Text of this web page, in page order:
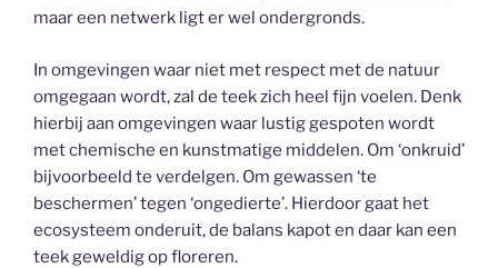
maar een netwerk ligt er wel ondergronds.
In omgevingen waar niet met respect met de natuur
omgegaan wordt, zal de teek zich heel fijn voelen. Denk
hierbij aan omgevingen waar lustig gespoten wordt
met chemische en kunstmatige middelen. Om ‘onkruid’
bijvoorbeeld te verdelgen. Om gewassen ‘te
beschermen’ tegen ‘ongedierte’. Hierdoor gaat het
ecosysteem onderuit, de balans kapot en daar kan een
teek geweldig op floreren.